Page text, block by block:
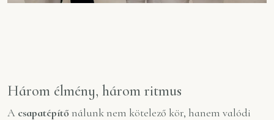
Három élmény, három ritmus
A csapatépítő nálunk nem kötelező kör, hanem valódi